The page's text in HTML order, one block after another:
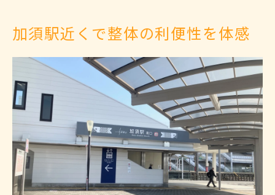
整体のメリットを求めるなら加須駅周辺へ
加須整体の通いやすさがもたらす効果とは
加須市整体おすすめで得られる期待とは
整体で肩こりや腰痛改善を目指したい方へ
加須駅近くの整体院で骨盤矯正も安心対応
通いやすさ重視で整体を継続しやすく
整体を続けるなら加須駅近くが便利で安心
加須駅近くで整体の利便性を体感